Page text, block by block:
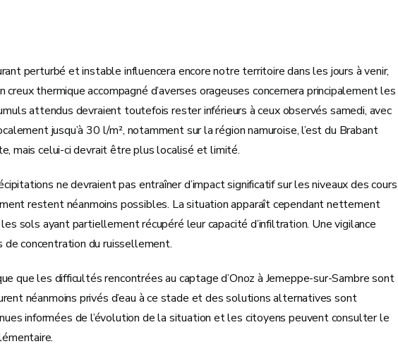
perturbé et instable influencera encore notre territoire dans les jours à venir,
creux thermique accompagné d’averses orageuses concernera principalement les
attendus devraient toutefois rester inférieurs à ceux observés samedi, avec
jusqu’à 30 l/m², notamment sur la région namuroise, l’est du Brabant
mais celui-ci devrait être plus localisé et limité.
ne devraient pas entraîner d’impact significatif sur les niveaux des cours
restent néanmoins possibles. La situation apparaît cependant nettement
sols ayant partiellement récupéré leur capacité d’infiltration. Une vigilance
concentration du ruissellement.
que les difficultés rencontrées au captage d’Onoz à Jemeppe-sur-Sambre sont
néanmoins privés d’eau à ce stade et des solutions alternatives sont
informées de l’évolution de la situation et les citoyens peuvent consulter le